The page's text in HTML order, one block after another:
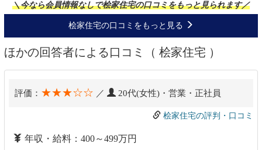
＼今なら会員情報なしで桧家住宅の口コミをもっと見られます／
桧家住宅の口コミをもっと見る
ほかの回答者による口コミ（ 桧家住宅 ）
評価： ★★★☆☆ ／ 20代(女性)・営業・正社員
桧家住宅の評判・口コミ
年収・給料：400～499万円